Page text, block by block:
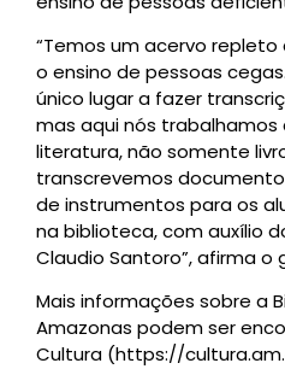
“Temos um acervo
o ensino de pessoas
único lugar a fazer
mas aqui nós
literatura, não somente
transcrevemos
de instrumentos para os
na biblioteca, com auxílio
Claudio Santoro”, afirma o
Mais informações sobre a
Amazonas podem ser
Cultura (https://